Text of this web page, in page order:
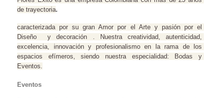
de trayectoria.
caracterizada por su gran Amor por el Arte y pasión por el
Diseño  y decoración . Nuestra creatividad, autenticidad,
excelencia, innovación y profesionalismo en la rama de los
espacios efímeros, siendo nuestra especialidad: Bodas y
Eventos.
Eventos